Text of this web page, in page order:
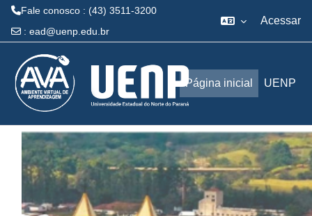
Fale conosco : (43) 3511-3200
: ead@uenp.edu.br
Acessar
Página inicial UENP